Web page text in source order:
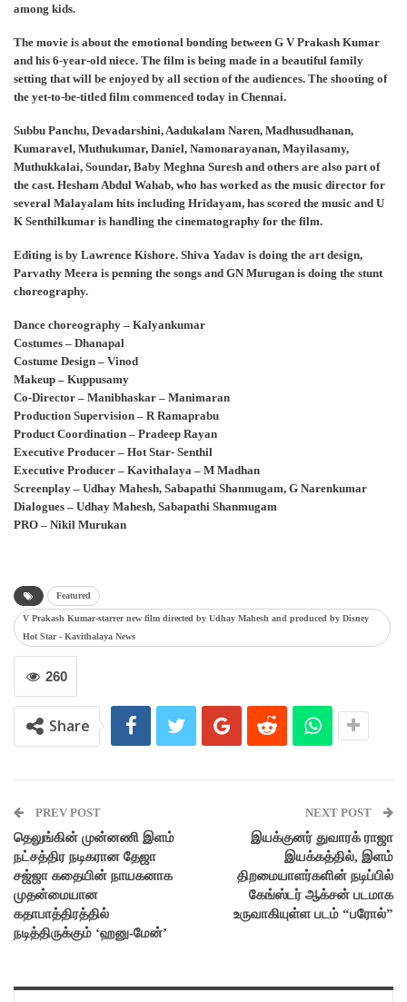
among kids.
The movie is about the emotional bonding between G V Prakash Kumar
and his 6-year-old niece. The film is being made in a beautiful family
setting that will be enjoyed by all section of the audiences. The shooting of
the yet-to-be-titled film commenced today in Chennai.
Subbu Panchu, Devadarshini, Aadukalam Naren, Madhusudhanan,
Kumaravel, Muthukumar, Daniel, Namonarayanan, Mayilasamy,
Muthukkalai, Soundar, Baby Meghna Suresh and others are also part of
the cast. Hesham Abdul Wahab, who has worked as the music director for
several Malayalam hits including Hridayam, has scored the music and U
K Senthilkumar is handling the cinematography for the film.
Editing is by Lawrence Kishore. Shiva Yadav is doing the art design,
Parvathy Meera is penning the songs and GN Murugan is doing the stunt
choreography.
Dance choreography – Kalyankumar
Costumes – Dhanapal
Costume Design – Vinod
Makeup – Kuppusamy
Co-Director – Manibhaskar – Manimaran
Production Supervision – R Ramaprabu
Product Coordination – Pradeep Rayan
Executive Producer – Hot Star- Senthil
Executive Producer – Kavithalaya – M Madhan
Screenplay – Udhay Mahesh, Sabapathi Shanmugam, G Narenkumar
Dialogues – Udhay Mahesh, Sabapathi Shanmugam
PRO – Nikil Murukan
Featured
V Prakash Kumar-starrer new film directed by Udhay Mahesh and produced by Disney
Hot Star - Kavithalaya News
260
Share
PREV POST
தெலுங்கின் முன்னணி இளம்
நட்சத்திர நடிகரான தேஜா
சஜ்ஜா கதையின் நாயகனாக
முதன்மையான
கதாபாத்திரத்தில்
நடித்திருக்கும் ‘ஹனு-மேன்’
NEXT POST
இயக்குனர் துவாரக் ராஜா
இயக்கத்தில், இளம்
திறமையாளர்களின் நடிப்பில்
கேங்ஸ்டர் ஆக்சன் படமாக
உருவாகியுள்ள படம் “பரோல்”